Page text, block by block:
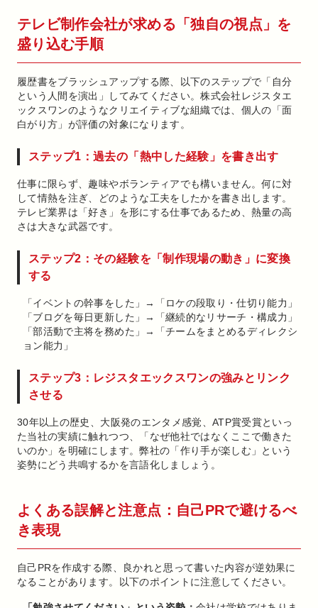
テレビ制作会社が求める「独自の視点」を
盛り込む手順
履歴書をブラッシュアップする際、以下のステップで「自分
という人間を演出」してみてください。株式会社レジスタエ
ックスワンのようなクリエイティブな組織では、個人の「面
白がり方」が評価の対象になります。
ステップ1：過去の「熱中した経験」を書き出す
仕事に限らず、趣味やボランティアでも構いません。何に対
して情熱を注ぎ、どのような工夫をしたかを書き出します。
テレビ業界は「好き」を形にする仕事であるため、熱量の高
さは大きな武器です。
ステップ2：その経験を「制作現場の動き」に変換
する
「イベントの幹事をした」→「ロケの段取り・仕切り能力」
「ブログを毎日更新した」→「継続的なリサーチ・構成力」
「部活動で主将を務めた」→「チームをまとめるディレクシ
ョン能力」
ステップ3：レジスタエックスワンの強みとリンク
させる
30年以上の歴史、大阪発のエンタメ感覚、ATP賞受賞といっ
た当社の実績に触れつつ、「なぜ他社ではなくここで働きた
いのか」を明確にします。弊社の「作り手が楽しむ」という
姿勢にどう共鳴するかを言語化しましょう。
よくある誤解と注意点：自己PRで避けるべ
き表現
自己PRを作成する際、良かれと思って書いた内容が逆効果に
なることがあります。以下のポイントに注意してください。